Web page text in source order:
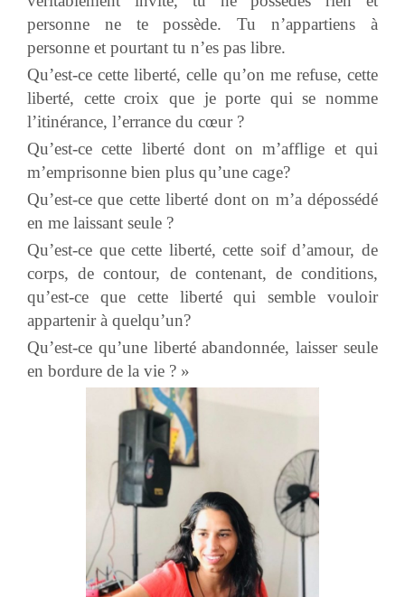
personne ne te possède. Tu n’appartiens à
personne et pourtant tu n’es pas libre.
Qu’est-ce cette liberté, celle qu’on me refuse, cette
liberté, cette croix que je porte qui se nomme
l’itinérance, l’errance du cœur ?
Qu’est-ce cette liberté dont on m’afflige et qui
m’emprisonne bien plus qu’une cage?
Qu’est-ce que cette liberté dont on m’a dépossédé
en me laissant seule ?
Qu’est-ce que cette liberté, cette soif d’amour, de
corps, de contour, de contenant, de conditions,
qu’est-ce que cette liberté qui semble vouloir
appartenir à quelqu’un?
Qu’est-ce qu’une liberté abandonnée, laisser seule
en bordure de la vie ? »